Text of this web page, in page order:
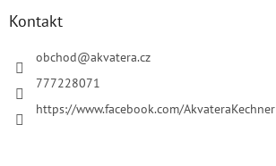
Kontakt
obchod@akvatera.cz
777228071
https://www.facebook.com/AkvateraKechner